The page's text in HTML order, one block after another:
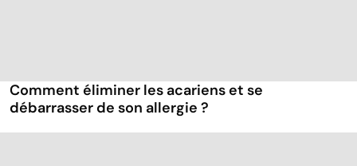
Comment éliminer les acariens et se
débarrasser de son allergie ?